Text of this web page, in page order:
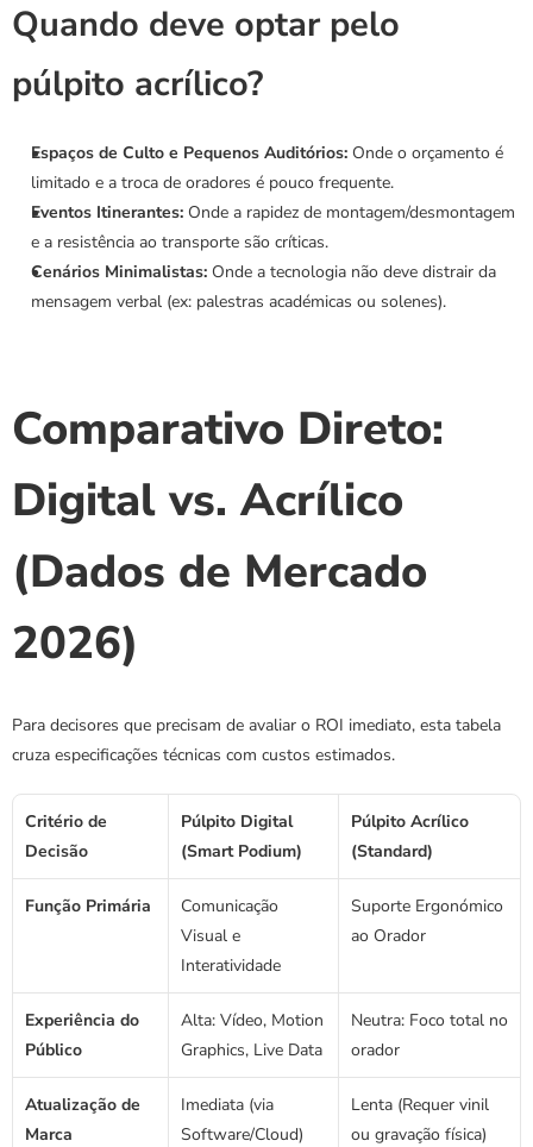
Quando deve optar pelo
púlpito acrílico?
Espaços de Culto e Pequenos Auditórios: Onde o orçamento é
limitado e a troca de oradores é pouco frequente.
Eventos Itinerantes: Onde a rapidez de montagem/desmontagem
e a resistência ao transporte são críticas.
Cenários Minimalistas: Onde a tecnologia não deve distrair da
mensagem verbal (ex: palestras académicas ou solenes).
Comparativo Direto:
Digital vs. Acrílico
(Dados de Mercado
2026)
Para decisores que precisam de avaliar o ROI imediato, esta tabela
cruza especificações técnicas com custos estimados.
Critério de
Decisão
Púlpito Digital
(Smart Podium)
Púlpito Acrílico
(Standard)
Função Primária
Comunicação
Visual e
Interatividade
Suporte Ergonómico
ao Orador
Experiência do
Público
Alta: Vídeo, Motion
Graphics, Live Data
Neutra: Foco total no
orador
Atualização de
Marca
Imediata (via
Software/Cloud)
Lenta (Requer vinil
ou gravação física)